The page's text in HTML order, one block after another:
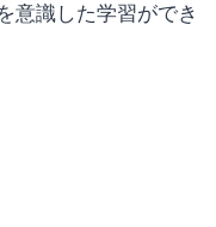
意識した学習ができ